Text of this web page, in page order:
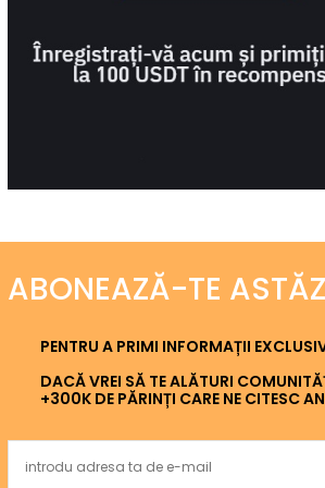
ABONEAZĂ-TE
PENTRU A PRIMI INFORMAȚII
DACĂ VREI SĂ TE ALĂTURI
+300K DE PĂRINȚI CARE NE CITESC